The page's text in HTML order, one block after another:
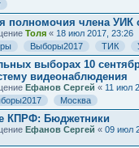
полномочия члена УИК
Толя « 18 июл 2017, 23:26
Выборы2017 ТИК
выборах 10
видеонаблюдения
Ефанов Сергей « 11 июл
Москва
КПРФ: Бюджетники
Ефанов Сергей « 09 июл